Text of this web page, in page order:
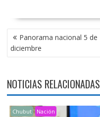
NAVEGACIÓN
DE
ENTRADAS
Panorama nacional 5 de
diciembre
NOTICIAS RELACIONADAS
Chubut Nación